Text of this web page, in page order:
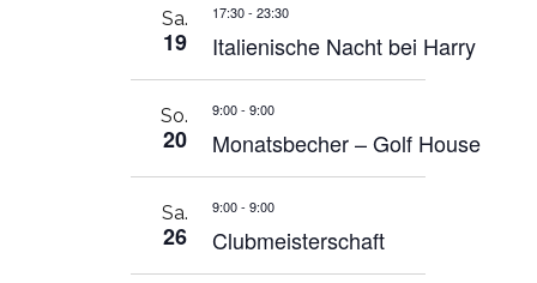
Sa.
19
17:30- 23:30
Italienische Nacht bei Harry
So.
20
9:00- 9:00
Monatsbecher – Golf House
Sa.
26
9:00- 9:00
Clubmeisterschaft